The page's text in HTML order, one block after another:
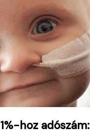
hoz adószám: